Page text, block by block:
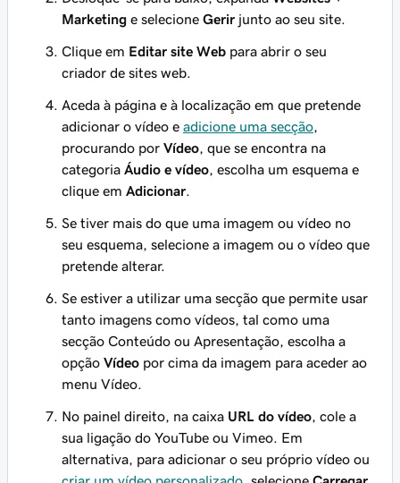
Marketing e selecione Gerir junto ao seu site.
Clique em Editar site Web para abrir o seu
criador de sites web.
Aceda à página e à localização em que pretende
adicionar o vídeo e adicione uma secção,
procurando por Vídeo, que se encontra na
categoria Áudio e vídeo, escolha um esquema e
clique em Adicionar.
Se tiver mais do que uma imagem ou vídeo no
seu esquema, selecione a imagem ou o vídeo que
pretende alterar.
Se estiver a utilizar uma secção que permite usar
tanto imagens como vídeos, tal como uma
secção Conteúdo ou Apresentação, escolha a
opção Vídeo por cima da imagem para aceder ao
menu Vídeo.
No painel direito, na caixa URL do vídeo, cole a
sua ligação do YouTube ou Vimeo. Em
alternativa, para adicionar o seu próprio vídeo ou